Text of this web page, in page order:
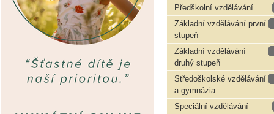
Předškolní vzdělávání
Základní vzdělávání první
stupeň
Základní vzdělávání
druhý stupeň
Středoškolské vzdělávání
a gymnázia
Speciální vzdělávání